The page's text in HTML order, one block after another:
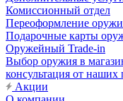
Комиссионный отдел
Переоформление
Подарочные карты
Оружейный Trade-in
Выбор оружия в
консультация от наших
Акции